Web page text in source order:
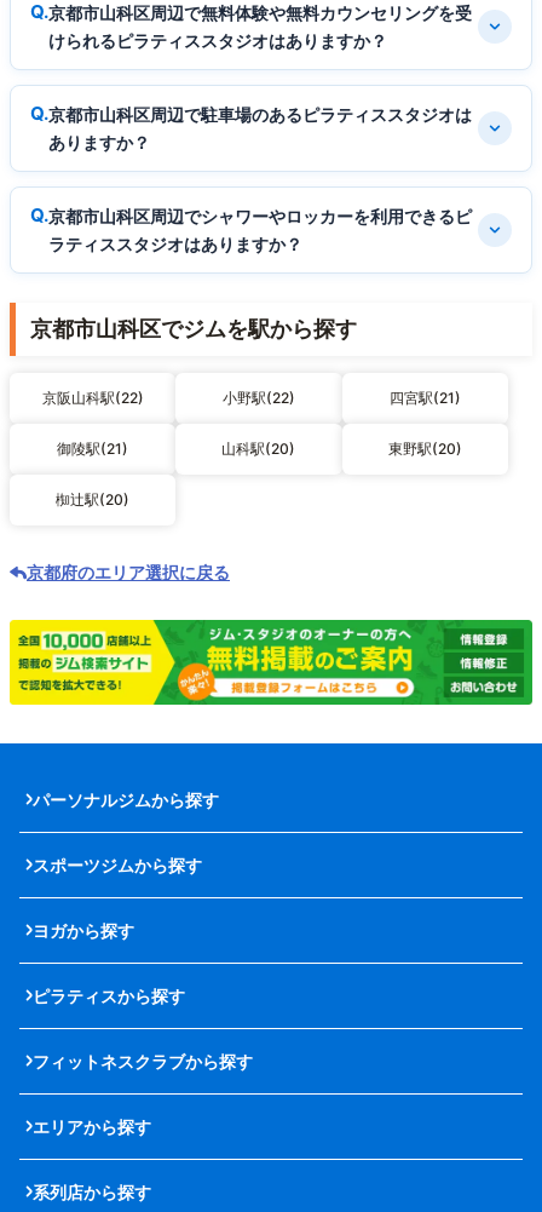
京都市山科区周辺で無料体験や無料カウンセリングを受
けられるピラティススタジオはありますか？
京都市山科区周辺で駐車場のあるピラティススタジオは
ありますか？
京都市山科区周辺でシャワーやロッカーを利用できるピ
ラティススタジオはありますか？
京都市山科区でジムを駅から探す
京阪山科駅(22) 小野駅(22) 四宮駅(21)
御陵駅(21) 山科駅(20) 東野駅(20)
椥辻駅(20)
京都府のエリア選択に戻る
パーソナルジムから探す
スポーツジムから探す
ヨガから探す
ピラティスから探す
フィットネスクラブから探す
エリアから探す
系列店から探す